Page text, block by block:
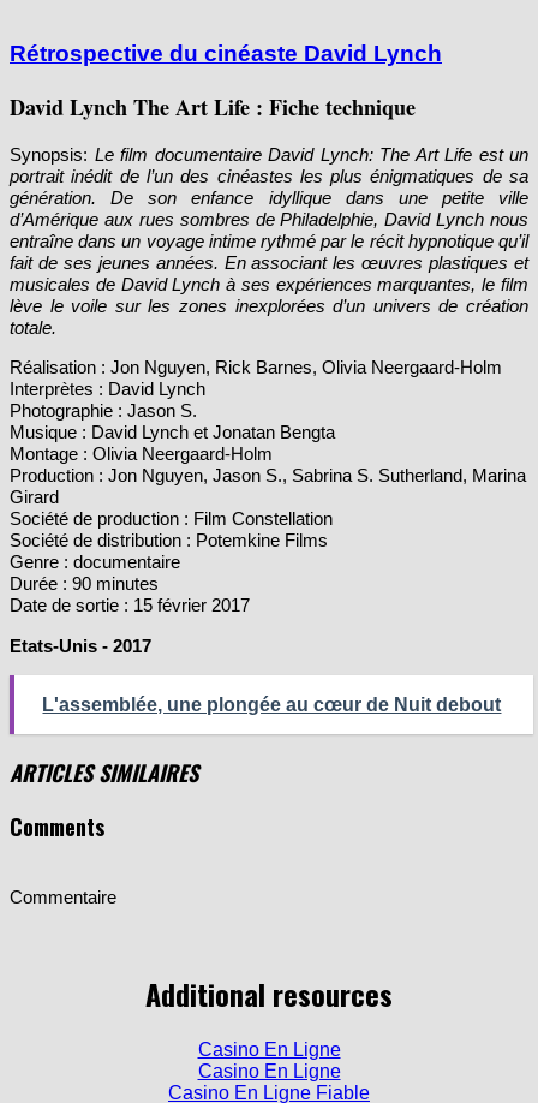
portrait inédit de l’un des cinéastes les plus énigmatiques de sa
génération. De son enfance idyllique dans une petite ville
d’Amérique aux rues sombres de Philadelphie, David Lynch nous
entraîne dans un voyage intime rythmé par le récit hypnotique qu’il
fait de ses jeunes années. En associant les œuvres plastiques et
musicales de David Lynch à ses expériences marquantes, le film
lève le voile sur les zones inexplorées d’un univers de création
totale.
Interprètes : David Lynch
Photographie : Jason S.
Musique : David Lynch et Jonatan Bengta
Montage : Olivia Neergaard-Holm
Production : Jon Nguyen, Jason S., Sabrina S. Sutherland, Marina
Girard
Société de production : Film Constellation
Société de distribution : Potemkine Films
Genre : documentaire
Durée : 90 minutes
Date de sortie : 15 février 2017
L'assemblée, une plongée au cœur de Nuit debout
Casino En Ligne
Casino En Ligne Fiable
Meilleur Casino En Ligne